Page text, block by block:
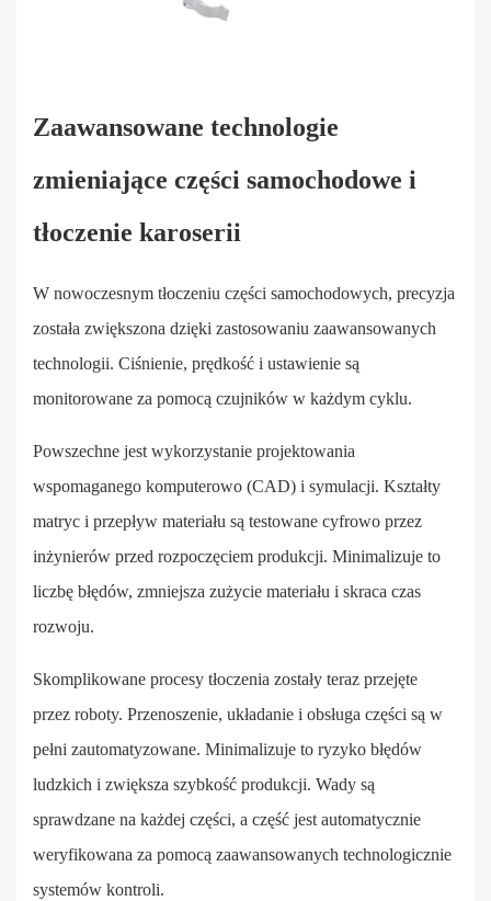
Zaawansowane technologie
zmieniające części samochodowe i
tłoczenie karoserii
W nowoczesnym tłoczeniu części samochodowych, precyzja
została zwiększona dzięki zastosowaniu zaawansowanych
technologii. Ciśnienie, prędkość i ustawienie są
monitorowane za pomocą czujników w każdym cyklu.
Powszechne jest wykorzystanie projektowania
wspomaganego komputerowo (CAD) i symulacji. Kształty
matryc i przepływ materiału są testowane cyfrowo przez
inżynierów przed rozpoczęciem produkcji. Minimalizuje to
liczbę błędów, zmniejsza zużycie materiału i skraca czas
rozwoju.
Skomplikowane procesy tłoczenia zostały teraz przejęte
przez roboty. Przenoszenie, układanie i obsługa części są w
pełni zautomatyzowane. Minimalizuje to ryzyko błędów
ludzkich i zwiększa szybkość produkcji. Wady są
sprawdzane na każdej części, a część jest automatycznie
weryfikowana za pomocą zaawansowanych technologicznie
systemów kontroli.